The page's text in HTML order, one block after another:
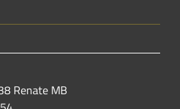
Renate MB